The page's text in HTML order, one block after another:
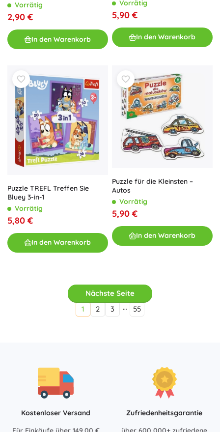
Vorrätig
2,90 €
In den Warenkorb
Vorrätig
5,90 €
In den Warenkorb
Puzzle TREFL Treffen Sie
Bluey 3-in-1
Vorrätig
5,80 €
In den Warenkorb
Puzzle für die Kleinsten –
Autos
Vorrätig
5,90 €
In den Warenkorb
Nächste Seite
1
2 3 … 55
Kostenloser Versand
Zufriedenheitsgarantie